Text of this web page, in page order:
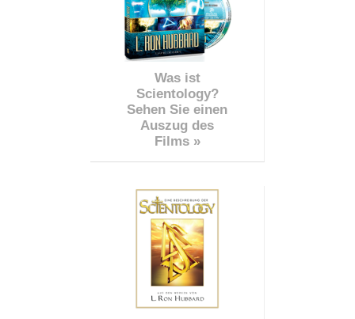
Was ist
Scientology?
Sehen Sie einen
Auszug des
Films »